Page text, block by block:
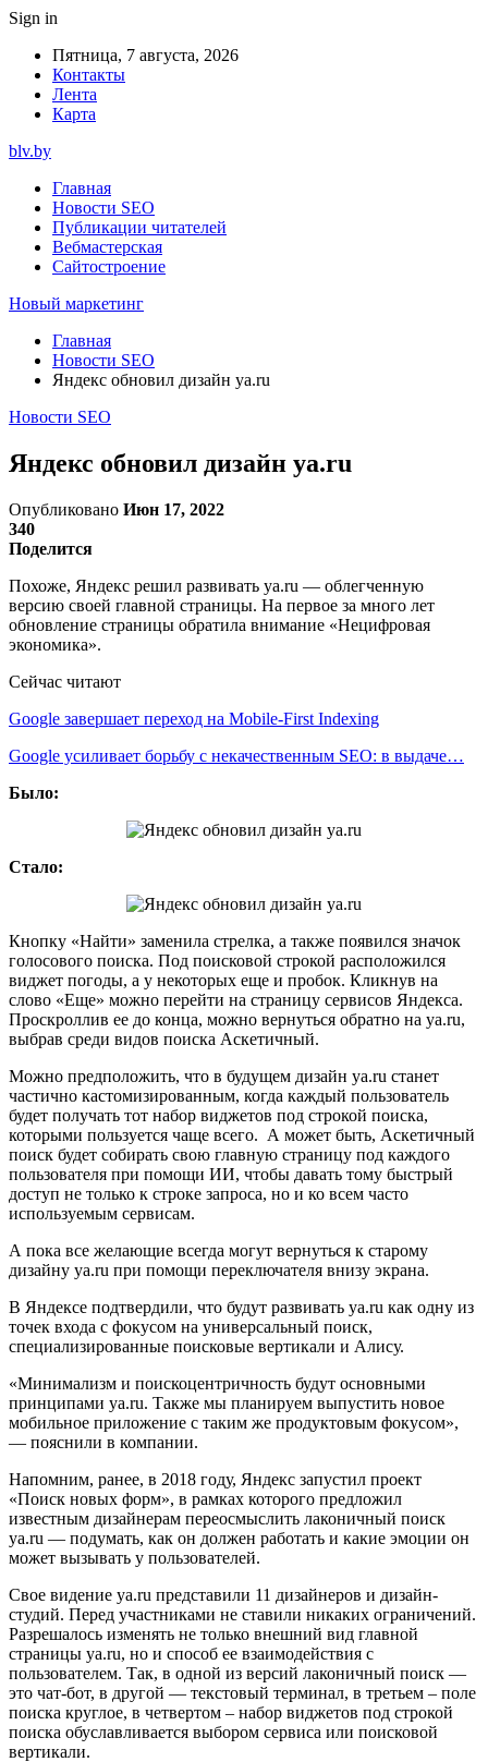
Sign in
Пятница, 7 августа, 2026
Контакты
Лента
Карта
blv.by
Главная
Новости SEO
Публикации читателей
Вебмастерская
Сайтостроение
Новый маркетинг
Главная
Новости SEO
Яндекс обновил дизайн ya.ru
Новости SEO
Яндекс обновил дизайн ya.ru
Опубликовано Июн 17, 2022
340
Поделится
Похоже, Яндекс решил развивать ya.ru — облегченную
версию своей главной страницы. На первое за много лет
обновление страницы обратила внимание «Нецифровая
экономика».
Сейчас читают
Google завершает переход на Mobile-First Indexing
Google усиливает борьбу с некачественным SEO: в выдаче…
Было:
Стало:
Кнопку «Найти» заменила стрелка, а также появился значок
голосового поиска. Под поисковой строкой расположился
виджет погоды, а у некоторых еще и пробок. Кликнув на
слово «Еще» можно перейти на страницу сервисов Яндекса.
Проскроллив ее до конца, можно вернуться обратно на ya.ru,
выбрав среди видов поиска Аскетичный.
Можно предположить, что в будущем дизайн ya.ru станет
частично кастомизированным, когда каждый пользователь
будет получать тот набор виджетов под строкой поиска,
которыми пользуется чаще всего. А может быть, Аскетичный
поиск будет собирать свою главную страницу под каждого
пользователя при помощи ИИ, чтобы давать тому быстрый
доступ не только к строке запроса, но и ко всем часто
используемым сервисам.
А пока все желающие всегда могут вернуться к старому
дизайну ya.ru при помощи переключателя внизу экрана.
В Яндексе подтвердили, что будут развивать ya.ru как одну из
точек входа с фокусом на универсальный поиск,
специализированные поисковые вертикали и Алису.
«Минимализм и поискоцентричность будут основными
принципами ya.ru. Также мы планируем выпустить новое
мобильное приложение с таким же продуктовым фокусом»,
— пояснили в компании.
Напомним, ранее, в 2018 году, Яндекс запустил проект
«Поиск новых форм», в рамках которого предложил
известным дизайнерам переосмыслить лаконичный поиск
ya.ru — подумать, как он должен работать и какие эмоции он
может вызывать у пользователей.
Свое видение ya.ru представили 11 дизайнеров и дизайн-
студий. Перед участниками не ставили никаких ограничений.
Разрешалось изменять не только внешний вид главной
страницы ya.ru, но и способ ее взаимодействия с
пользователем. Так, в одной из версий лаконичный поиск —
это чат-бот, в другой — текстовый терминал, в третьем – поле
поиска круглое, в четвертом – набор виджетов под строкой
поиска обуславливается выбором сервиса или поисковой
вертикали.